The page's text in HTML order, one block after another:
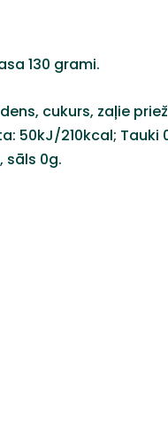
130 grami.
cukurs, zaļie
50kJ/210kcal;
sāls 0g.